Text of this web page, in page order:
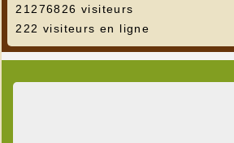
21276826 visiteurs
222 visiteurs en ligne